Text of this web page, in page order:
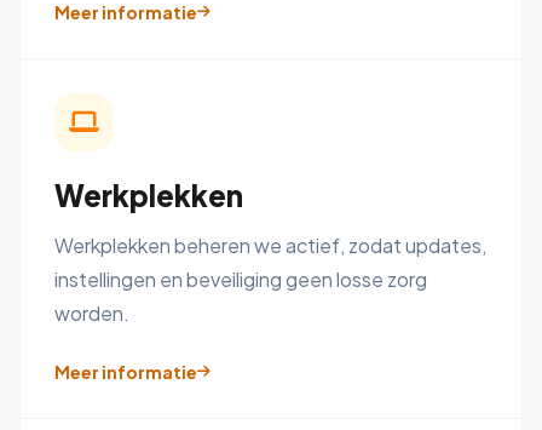
Meer informatie
Werkplekken
Werkplekken beheren we actief, zodat updates,
instellingen en beveiliging geen losse zorg
worden.
Meer informatie